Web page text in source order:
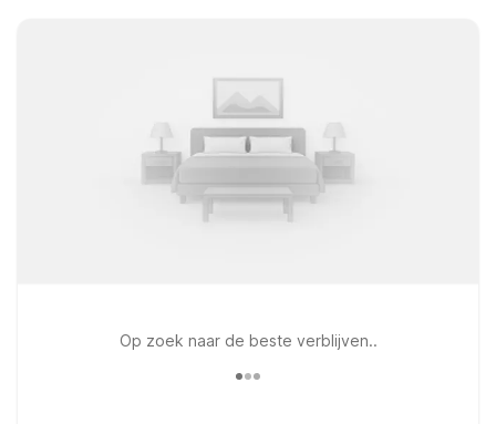
Op zoek naar de beste verblijven..